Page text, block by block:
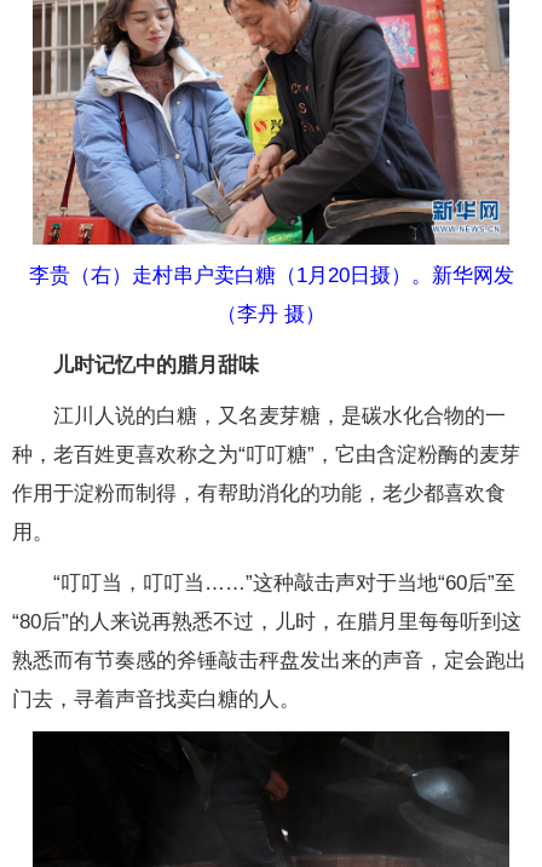
李贵（右）走村串户卖白糖（1月20日摄）。新华网发
（李丹 摄）
儿时记忆中的腊月甜味
江川人说的白糖，又名麦芽糖，是碳水化合物的一
种，老百姓更喜欢称之为“叮叮糖”，它由含淀粉酶的麦芽
作用于淀粉而制得，有帮助消化的功能，老少都喜欢食
用。
“叮叮当，叮叮当……”这种敲击声对于当地“60后”至
“80后”的人来说再熟悉不过，儿时，在腊月里每每听到这
熟悉而有节奏感的斧锤敲击秤盘发出来的声音，定会跑出
门去，寻着声音找卖白糖的人。